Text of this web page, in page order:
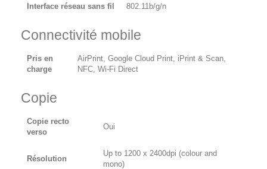
Interface réseau sans fil 802.11b/g/n
Connectivité mobile
Pris en
charge
AirPrint, Google Cloud Print, iPrint & Scan,
NFC, Wi-Fi Direct
Copie
Copie recto
verso
Oui
Résolution
Up to 1200 x 2400dpi (colour and
mono)